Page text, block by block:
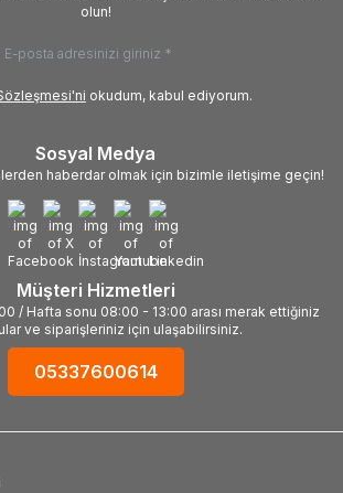
olun!
okudum, kabul ediyorum.
Sosyal Medya
haberdar olmak için bizimle iletişime geçin!
Müşteri Hizmetleri
/ Hafta sonu 08:00 - 13:00 arası merak ettiğiniz
ve siparişleriniz için ulaşabilirsiniz.
05337600614